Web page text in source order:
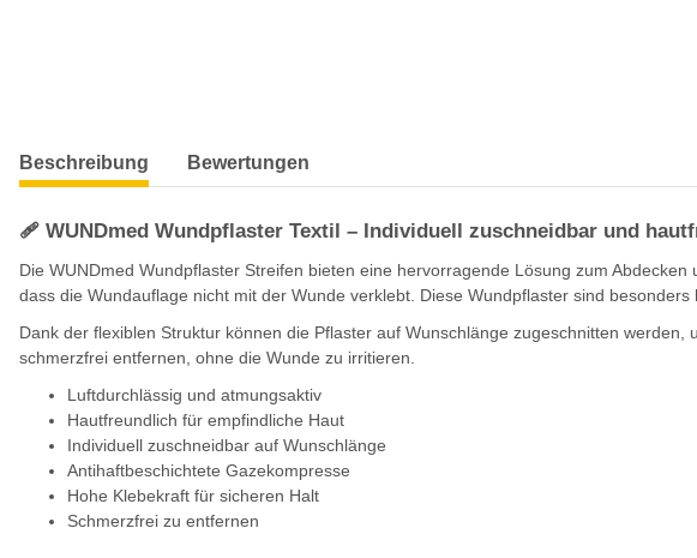
weitere Registerkarten anzeigen
Beschreibung Bewertungen
🩹 WUNDmed Wundpflaster Textil – Individuell zuschneidbar und
Die WUNDmed Wundpflaster Streifen bieten eine hervorragende Lösung zum
dass die Wundauflage nicht mit der Wunde verklebt. Diese Wundpflaster sind
Dank der flexiblen Struktur können die Pflaster auf Wunschlänge zugeschnitten
schmerzfrei entfernen, ohne die Wunde zu irritieren.
Luftdurchlässig und atmungsaktiv
Hautfreundlich für empfindliche Haut
Individuell zuschneidbar auf Wunschlänge
Antihaftbeschichtete Gazekompresse
Hohe Klebekraft für sicheren Halt
Schmerzfrei zu entfernen